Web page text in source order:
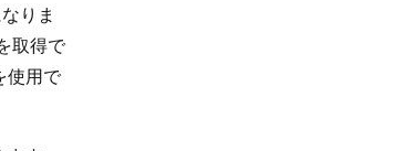
りま
取得で
使用で